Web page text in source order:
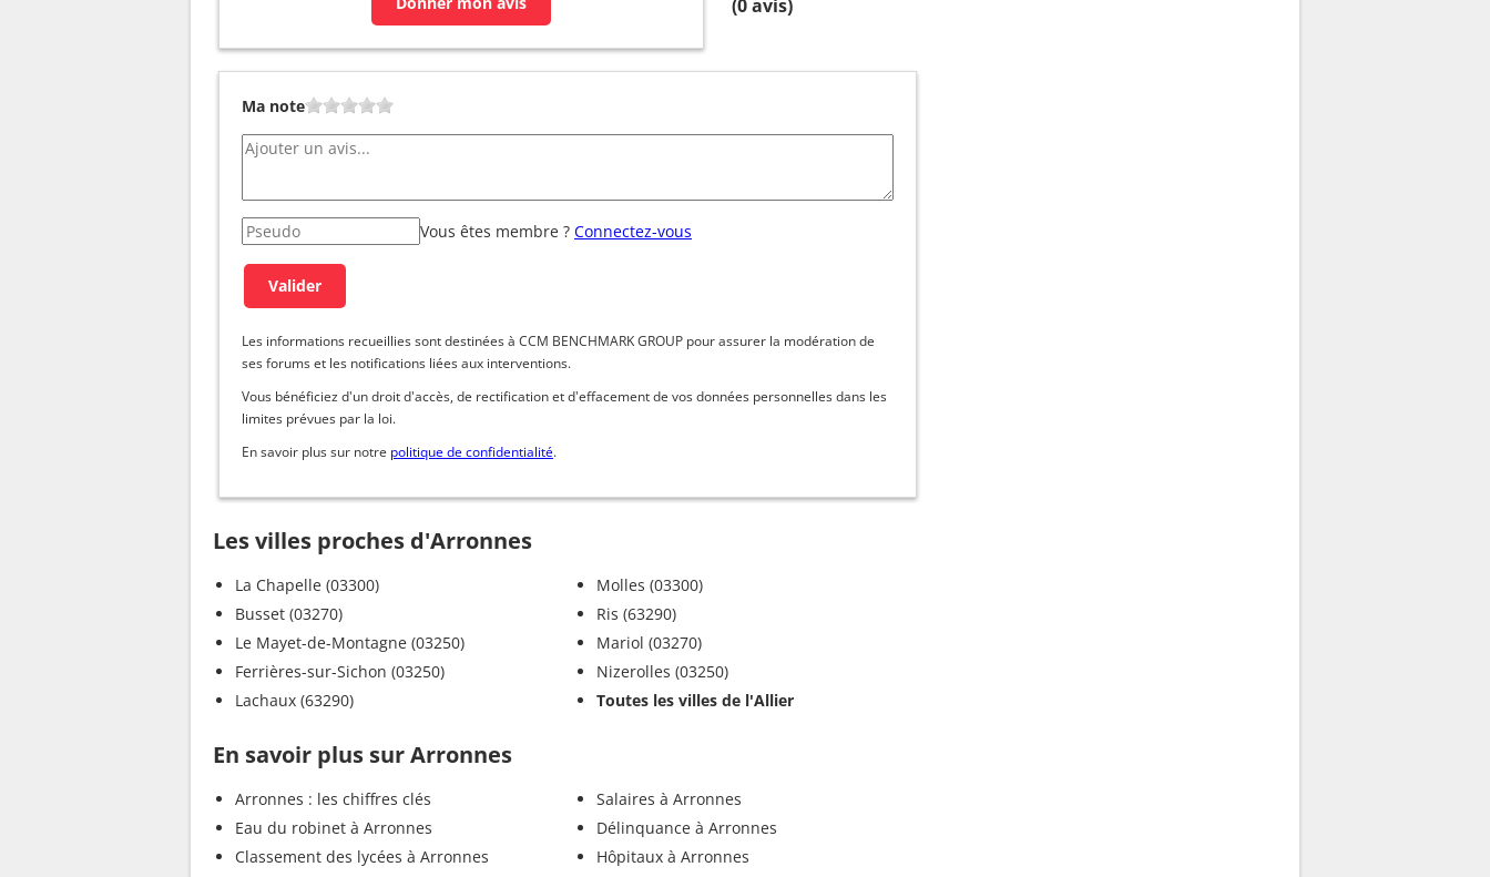
(0avis)
Ma note
Vous êtes membre ? Connectez-vous
Les informations recueillies sont destinées à CCM BENCHMARK GROUP pour assurer la modération de
ses forums et les notifications liées aux interventions.
Vous bénéficiez d'un droit d'accès, de rectification et d'effacement de vos données personnelles dans les
limites prévues par la loi.
En savoir plus sur notre politique de confidentialité.
Les villes proches d'Arronnes
La Chapelle (03300)
Busset (03270)
Le Mayet-de-Montagne (03250)
Ferrières-sur-Sichon (03250)
Lachaux (63290)
Molles (03300)
Ris (63290)
Mariol (03270)
Nizerolles (03250)
Toutes les villes de l'Allier
En savoir plus sur Arronnes
Arronnes : les chiffres clés
Eau du robinet à Arronnes
Classement des lycées à Arronnes
Salaires à Arronnes
Délinquance à Arronnes
Hôpitaux à Arronnes